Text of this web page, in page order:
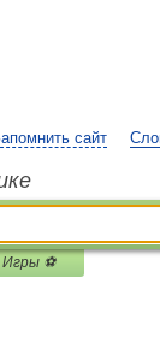
сайт
Игры ⚽